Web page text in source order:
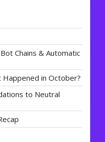
Chains & Automatic
in October?
to Neutral